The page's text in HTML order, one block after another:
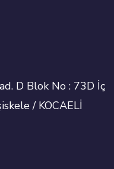
D Blok No : 73D İç
/ KOCAELİ